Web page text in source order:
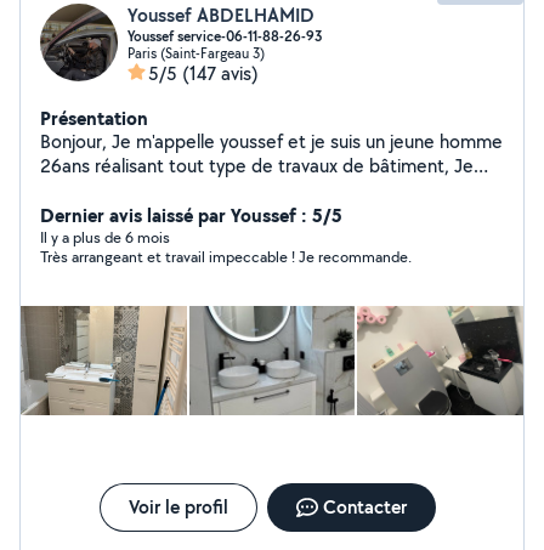
Youssef ABDELHAMID
Youssef service-06-11-88-26-93
Paris (Saint-Fargeau 3)
5/5 (147 avis)
Présentation
Bonjour, Je m'appelle youssef et je suis un jeune homme
26ans réalisant tout type de travaux de bâtiment, Je
maintenance plomberie et chauffage, Je touche tout le
domaine et je suis expérimenté depuis plusieurs année,
la qualité et la ponctualité sont mes priorités. N'hésitez
Dernier avis laissé par Youssef : 5/5
Il y a plus de 6 mois
Très arrangeant et travail impeccable ! Je recommande.
Voir le profil Contacter